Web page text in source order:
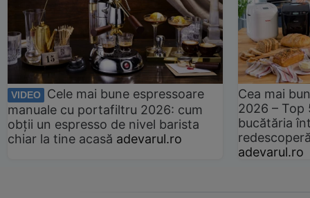
VIDEO
Cele mai bune espressoare
manuale cu portafiltru 2026: cum
obții un espresso de nivel barista
chiar la tine acasă adevarul.ro
Cea mai
2026 –
bucătăria
adevarul.ro